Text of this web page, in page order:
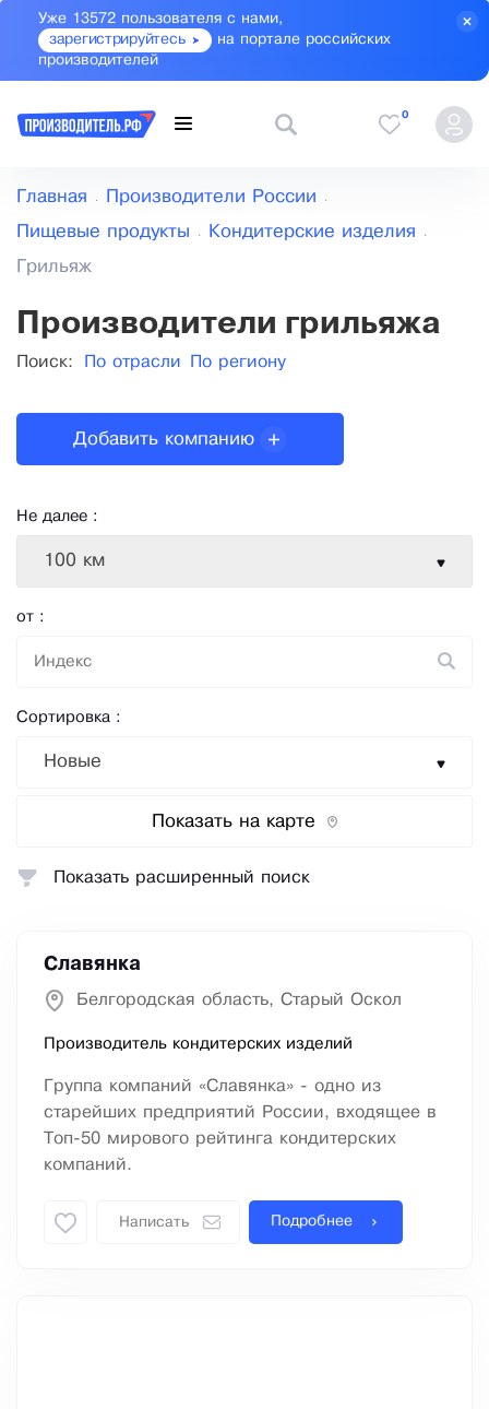
Уже 13572 пользователя с нами,
зарегистрируйтесь
на портале российских
производителей
0
Главная Производители России
Пищевые продукты Кондитерские изделия
Грильяж
Производители грильяжа
Поиск: По отрасли По региону
Не далее :
100 км
от :
Сортировка :
Новые
Показать на карте
Добавить компанию
Славянка
Белгородская область, Старый Оскол
Производитель кондитерских изделий
Группа компаний «Славянка» - одно из
старейших предприятий России, входящее в
Топ-50 мирового рейтинга кондитерских
компаний.
Написать Подробнее
Показать расширенный поиск